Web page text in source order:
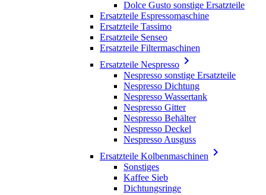
Dolce Gusto sonstige Ersatzteile
Ersatzteile Espressomaschine
Ersatzteile Tassimo
Ersatzteile Senseo
Ersatzteile Filtermaschinen
Ersatzteile Nespresso 
Nespresso sonstige Ersatzteile
Nespresso Dichtung
Nespresso Wassertank
Nespresso Gitter
Nespresso Behälter
Nespresso Deckel
Nespresso Ausguss
Ersatzteile Kolbenmaschinen 
Sonstiges
Kaffee Sieb
Dichtungsringe